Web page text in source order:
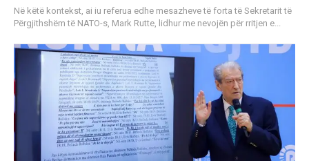
Në këtë kontekst, ai iu referua edhe mesazheve të forta të Sekretarit të
Përgjithshëm të NATO-s, Mark Rutte, lidhur me nevojën për rritjen e...